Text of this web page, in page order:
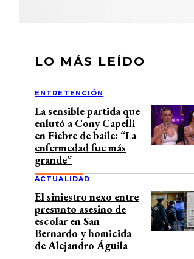
LO MÁS LEÍDO
ENTRETENCIÓN
La sensible partida que
enlutó a Cony Capelli
en Fiebre de baile: “La
enfermedad fue más
grande”
ACTUALIDAD
El siniestro nexo entre
presunto asesino de
escolar en San
Bernardo y homicida
de Alejandro Águila